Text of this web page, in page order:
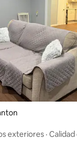
exteriores ·